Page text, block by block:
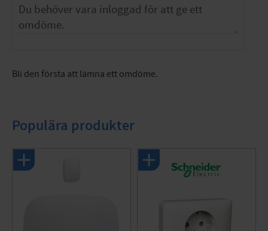
Bli den första att lämna ett omdöme.
Populära produkter